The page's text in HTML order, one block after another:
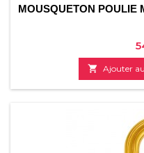
MOUSQUETON POULIE
 Ajouter